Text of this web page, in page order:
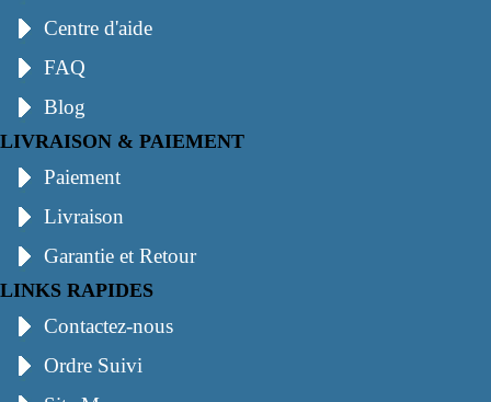
Centre d'aide
FAQ
Blog
LIVRAISON & PAIEMENT
Paiement
Livraison
Garantie et Retour
LINKS RAPIDES
Contactez-nous
Ordre Suivi